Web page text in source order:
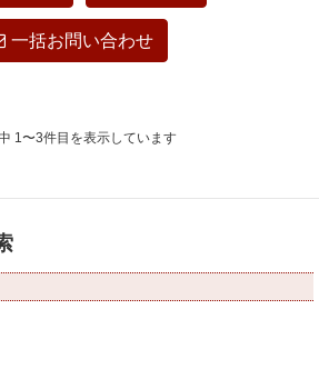
一括お問い合わせ
1〜3件目を表示しています